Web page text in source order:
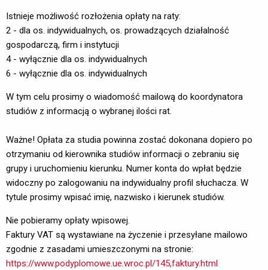
Istnieje możliwość rozłożenia opłaty na raty:
2 - dla os. indywidualnych, os. prowadzących działalność
gospodarczą, firm i instytucji
4 - wyłącznie dla os. indywidualnych
6 - wyłącznie dla os. indywidualnych
W tym celu prosimy o wiadomość mailową do koordynatora
studiów z informacją o wybranej ilości rat.
Ważne! Opłata za studia powinna zostać dokonana dopiero po
otrzymaniu od kierownika studiów informacji o zebraniu się
grupy i uruchomieniu kierunku. Numer konta do wpłat będzie
widoczny po zalogowaniu na indywidualny profil słuchacza. W
tytule prosimy wpisać imię, nazwisko i kierunek studiów.
Nie pobieramy opłaty wpisowej.
Faktury VAT są wystawiane na życzenie i przesyłane mailowo
zgodnie z zasadami umieszczonymi na stronie:
https://www.podyplomowe.ue.wroc.pl/145,faktury.html